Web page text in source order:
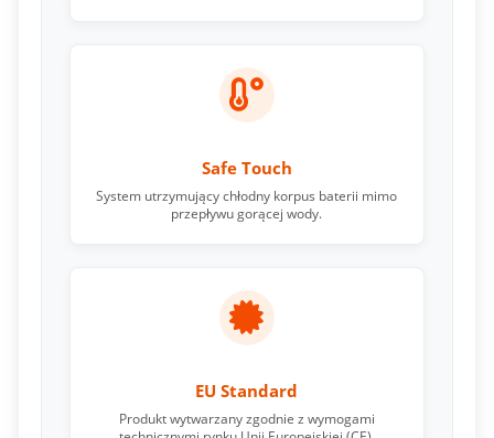
Safe Touch
System utrzymujący chłodny korpus baterii mimo
przepływu gorącej wody.
EU Standard
Produkt wytwarzany zgodnie z wymogami